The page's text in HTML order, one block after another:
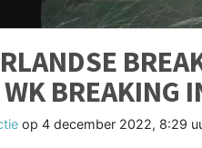
BREAKING
op 4 december 2022, 8:29